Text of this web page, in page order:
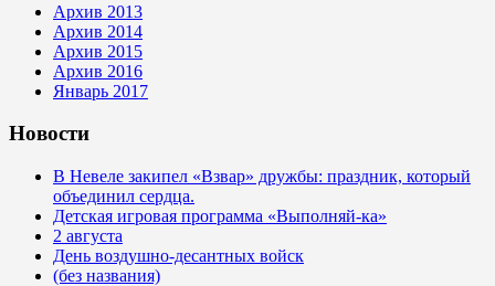
Архив 2013
Архив 2014
Архив 2015
Архив 2016
Январь 2017
Новости
В Невеле закипел «Взвар» дружбы: праздник, который
объединил сердца.
Детская игровая программа «Выполняй-ка»
2 августа
День воздушно-десантных войск
(без названия)